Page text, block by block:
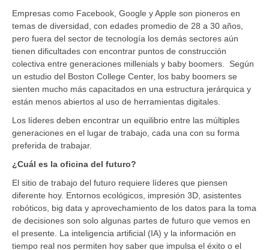
Empresas como Facebook, Google y Apple son pioneros en
temas de diversidad, con edades promedio de 28 a 30 años,
pero fuera del sector de tecnología los demás sectores aún
tienen dificultades con encontrar puntos de construcción
colectiva entre generaciones millenials y baby boomers. Según
un estudio del Boston College Center, los baby boomers se
sienten mucho más capacitados en una estructura jerárquica y
están menos abiertos al uso de herramientas digitales.
Los líderes deben encontrar un equilibrio entre las múltiples
generaciones en el lugar de trabajo, cada una con su forma
preferida de trabajar.
¿Cuál es la oficina del futuro?
El sitio de trabajo del futuro requiere líderes que piensen
diferente hoy. Entornos ecológicos, impresión 3D, asistentes
robóticos, big data y aprovechamiento de los datos para la toma
de decisiones son solo algunas partes de futuro que vemos en
el presente. La inteligencia artificial (IA) y la información en
tiempo real nos permiten hoy saber que impulsa el éxito o el